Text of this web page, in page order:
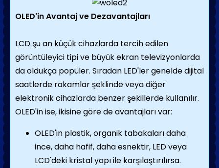
OLED'in Avantaj ve Dezavantajları
LCD şu an küçük cihazlarda tercih edilen
görüntüleyici tipi ve büyük ekran televizyonlarda
da oldukça popüler. Sıradan LED'ler genelde dijital
saatlerde rakamlar şeklinde veya diğer
elektronik cihazlarda benzer şekillerde kullanılır.
OLED'in ise, ikisine göre de avantajları var:
OLED'in plastik, organik tabakaları daha
ince, daha hafif, daha esnektir, LED veya
LCD'deki kristal yapı ile karşılaştırılırsa.